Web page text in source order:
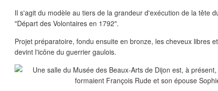
Il s'agit du modèle au tiers de la grandeur d'exécution de la tête
"Départ des Volontaires en 1792".
Projet préparatoire, fondu ensuite en bronze, les cheveux libres
devint l'icône du guerrier gaulois.